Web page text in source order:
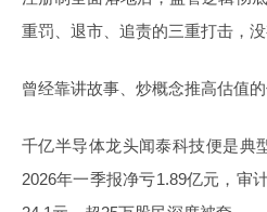
重罚、退市、追责的三重打击，没
曾经靠讲故事、炒概念推高估值
千亿半导体龙头闻泰科技便是典
2026年一季报净亏1.89亿元，审